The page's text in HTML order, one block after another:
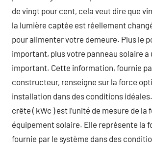
de vingt pour cent, cela veut dire que
la lumière captée est réellement
pour alimenter votre demeure. Plus le
important, plus votre panneau solaire a
important. Cette information, fournie
constructeur, renseigne sur la force
installation dans des conditions
crête ( kWc ) est l’unité de mesure de la
équipement solaire. Elle représente la
fournie par le système dans des